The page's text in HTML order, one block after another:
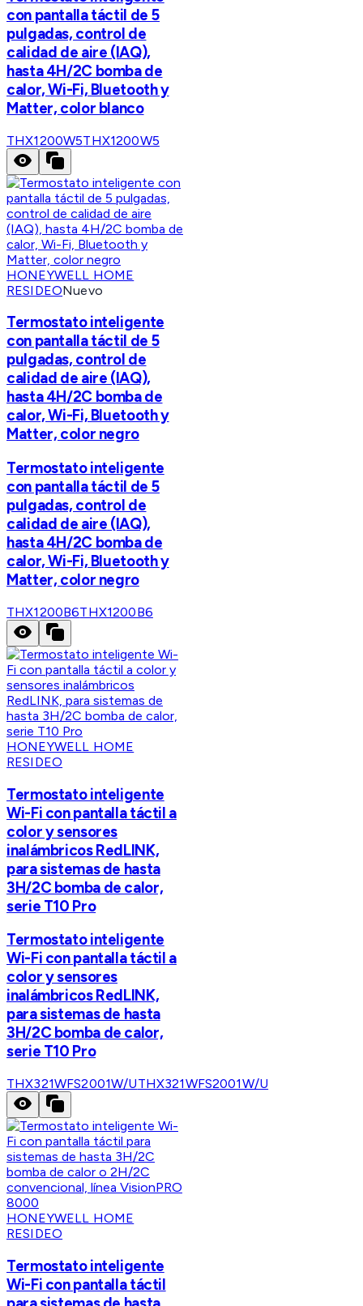
con pantalla táctil de 5
pulgadas, control de
calidad de aire (IAQ),
hasta 4H/2C bomba de
calor, Wi-Fi, Bluetooth y
Matter, color blanco
THX1200W5THX1200W5
HONEYWELL HOME
RESIDEONuevo
Termostato inteligente
con pantalla táctil de 5
pulgadas, control de
calidad de aire (IAQ),
hasta 4H/2C bomba de
calor, Wi-Fi, Bluetooth y
Matter, color negro
Termostato inteligente
con pantalla táctil de 5
pulgadas, control de
calidad de aire (IAQ),
hasta 4H/2C bomba de
calor, Wi-Fi, Bluetooth y
Matter, color negro
THX1200B6THX1200B6
HONEYWELL HOME
RESIDEO
Termostato inteligente
Wi-Fi con pantalla táctil a
color y sensores
inalámbricos RedLINK,
para sistemas de hasta
3H/2C bomba de calor,
serie T10 Pro
Termostato inteligente
Wi-Fi con pantalla táctil a
color y sensores
inalámbricos RedLINK,
para sistemas de hasta
3H/2C bomba de calor,
serie T10 Pro
THX321WFS2001W/UTHX321WFS2001W/U
HONEYWELL HOME
RESIDEO
Termostato inteligente
Wi-Fi con pantalla táctil